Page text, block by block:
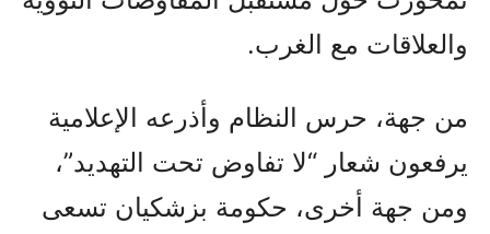
والعلاقات مع الغرب.
من جهة، حرس النظام وأذرعه الإعلامية
يرفعون شعار “لا تفاوض تحت التهديد”،
ومن جهة أخرى، حكومة بزشكيان تسعى